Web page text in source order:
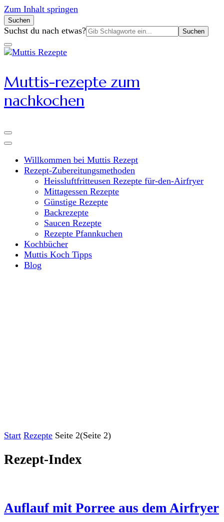
Zum Inhalt springen
Suchen
Suchen
nach:
Suchst du nach etwas?
Muttis-rezepte zum
nachkochen
Willkommen bei Muttis Rezept
Rezept-Zubereitungsmethoden
Heissluftfritteusen Rezepte für-den-Airfryer
Mittagessen Rezepte
Günstige Rezepte
Backrezepte
Saucen Rezepte
Rezepte Pfannkuchen
Kochbücher
Muttis Koch Tipps
Blog
Start Rezepte Seite 2(Seite 2)
Rezept-Index
Auflauf mit Porree aus dem Airfryer